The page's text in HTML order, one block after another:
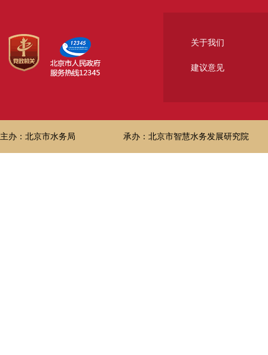
关于我们
建议意见
主办：北京市水务局 承办：北京市智慧水务发展研究院